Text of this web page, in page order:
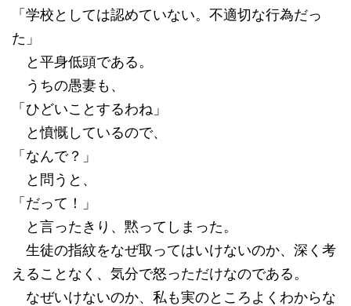
「学校としては認めていない。不適切な行為だっ
た」
と平身低頭である。
うちの愚妻も、
「ひどいことするわね」
と憤慨しているので、
「なんで？」
と問うと、
「だって！」
と言ったきり、黙ってしまった。
生徒の指紋をなぜ取ってはいけないのか、深く考
えることなく、気分で怒っただけなのである。
なぜいけないのか、私も実のところよくわからな